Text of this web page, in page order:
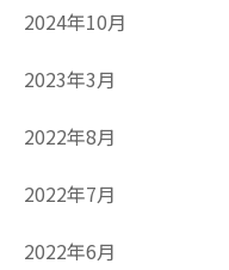
2024年10月
2023年3月
2022年8月
2022年7月
2022年6月